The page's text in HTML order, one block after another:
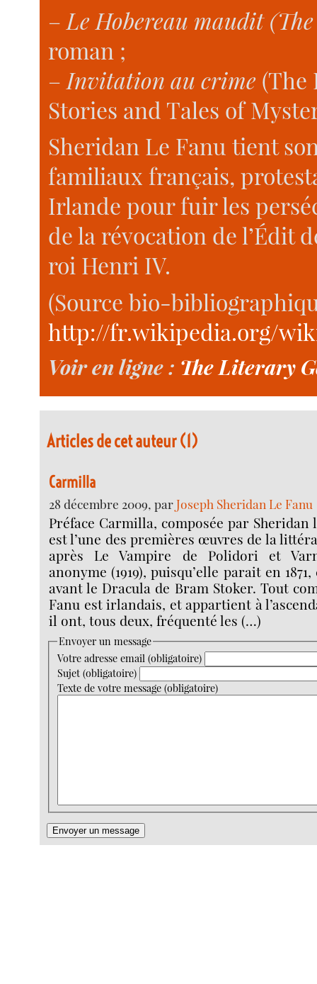
– Le Hobereau maudit
roman ;
– Invitation au crime(The
Stories and Tales of
Sheridan Le Fanu tient
familiaux français,
Irlande pour fuir les
de la révocation de l’Édit
roi Henri IV.
(Source bio-
http://fr.wikipedia.org/
Voir en ligne : The Literary
Articles de cet auteur (1)
Carmilla
28 décembre 2009, parJoseph Sheridan Le Fanu
Préface Carmilla, composée par Sheridan
est l’une des premières œuvres de la
après Le Vampire de Polidori et
anonyme (1919), puisqu’elle parait en
avant le Dracula de Bram Stoker. Tout
Fanu est irlandais, et appartient à
il ont, tous deux, fréquenté les (…)
Envoyer un message
Votre adresse email (obligatoire)
Sujet (obligatoire)
Texte de votre message (obligatoire)